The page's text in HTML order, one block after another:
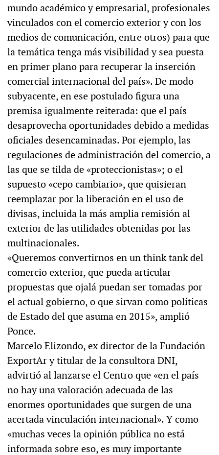
mundo académico y empresarial, profesionales
vinculados con el comercio exterior y con los
medios de comunicación, entre otros) para que
la temática tenga más visibilidad y sea puesta
en primer plano para recuperar la inserción
comercial internacional del país». De modo
subyacente, en ese postulado figura una
premisa igualmente reiterada: que el país
desaprovecha oportunidades debido a medidas
oficiales desencaminadas. Por ejemplo, las
regulaciones de administración del comercio, a
las que se tilda de «proteccionistas»; o el
supuesto «cepo cambiario», que quisieran
reemplazar por la liberación en el uso de
divisas, incluida la más amplia remisión al
exterior de las utilidades obtenidas por las
multinacionales.
«Queremos convertirnos en un think tank del
comercio exterior, que pueda articular
propuestas que ojalá puedan ser tomadas por
el actual gobierno, o que sirvan como políticas
de Estado del que asuma en 2015», amplió
Ponce.
Marcelo Elizondo, ex director de la Fundación
ExportAr y titular de la consultora DNI,
advirtió al lanzarse el Centro que «en el país
no hay una valoración adecuada de las
enormes oportunidades que surgen de una
acertada vinculación internacional». Y como
«muchas veces la opinión pública no está
informada sobre eso, es muy importante